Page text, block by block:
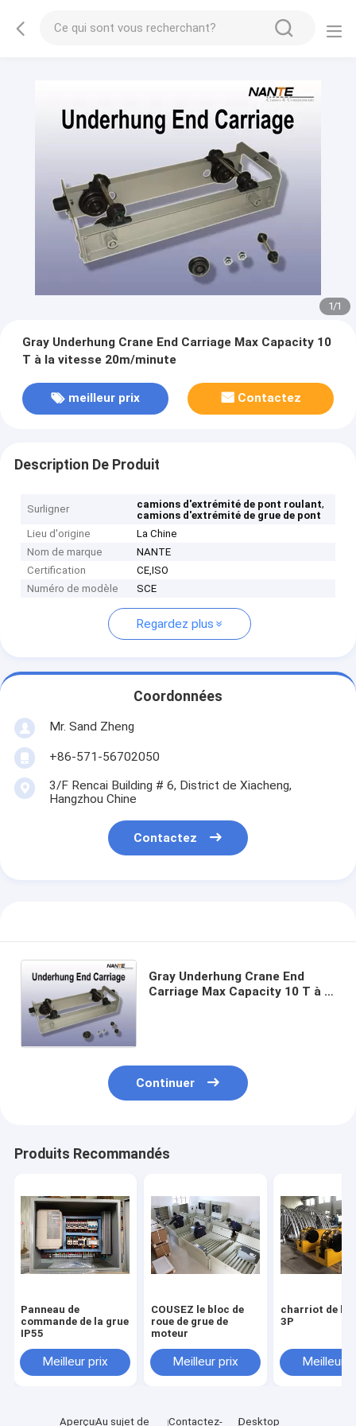
1/1
Gray Underhung Crane End Carriage Max Capacity 10
T à la vitesse 20m/minute
meilleur prix Contactez
Description De Produit
Surligner camions d'extrémité de pont roulant,
camions d'extrémité de grue de pont
Lieu d'origine
La Chine
Nom de marque
NANTE
Certification
CE,ISO
Numéro de modèle
SCE
Regardez plus
Coordonnées
Mr. Sand Zheng
+86-571-56702050
3/F Rencai Building # 6, District de Xiacheng,
Hangzhou Chine
Contactez
Gray Underhung Crane End
Carriage Max Capacity 10 T à la
Continuer
Produits Recommandés
Panneau de
commande de la grue
IP55
Meilleur prix
COUSEZ le bloc de
roue de grue de
moteur
Meilleur prix
charriot de la
3P
Meilleur
AperçuAu sujet de Contactez- Desktop